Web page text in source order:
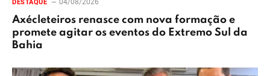
DESTAQUE 04/08/2026
Axécleteiros renasce com nova formação e
promete agitar os eventos do Extremo Sul da
Bahia